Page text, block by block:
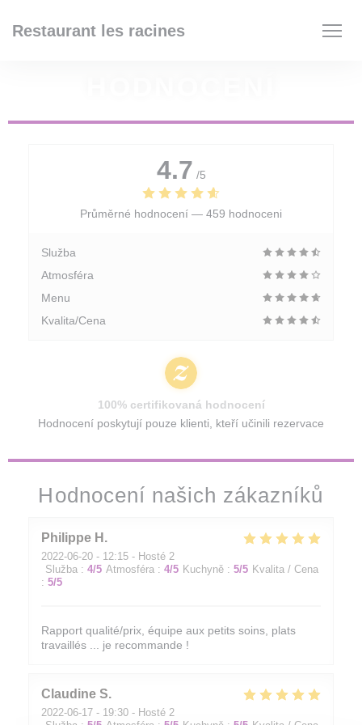
Restaurant les racines
Hodnocení našich zákazníků
Philippe H
2022-06-20 - 12:15 - Hosté 2
Služba : 4/5 Atmosféra : 4/5 Kuchyně : 5/5 Kvalita / Cena
: 5/5
Rapport qualité/prix, équipe aux petits soins, plats
travaillés ... je recommande !
Claudine S
2022-06-17 - 19:30 - Hosté 2
4.7 /5
Průměrné hodnocení — 459 hodnoceni
Služba
Atmosféra
Menu
Kvalita/Cena
100% certifikovaná hodnocení
Hodnocení poskytují pouze klienti, kteří učinili rezervace